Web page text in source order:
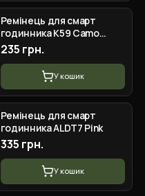
Ремінець для смарт
годинника K59 Camo
Green
235 грн.
У кошик
Ремінець для смарт
годинника ALDT7 Pink
335 грн.
У кошик